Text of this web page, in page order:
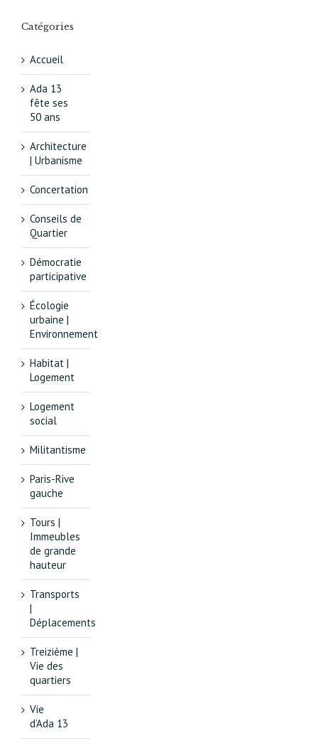
Catégories
Accueil
Ada 13
fête ses
50 ans
Architecture
| Urbanisme
Concertation
Conseils de
Quartier
Démocratie
participative
Écologie
urbaine |
Environnement
Habitat |
Logement
Logement
social
Militantisme
Paris-Rive
gauche
Tours |
Immeubles
de grande
hauteur
Transports
|
Déplacements
Treizième |
Vie des
quartiers
Vie
d’Ada 13